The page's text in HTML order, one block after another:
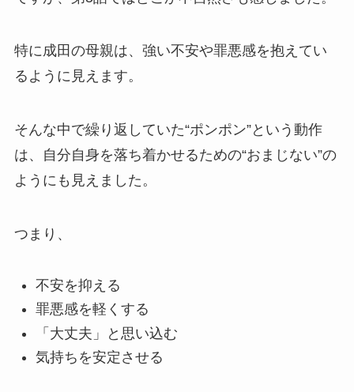
特に成田の母親は、強い不安や罪悪感を抱えてい
るように見えます。
そんな中で繰り返していた“ポンポン”という動作
は、自分自身を落ち着かせるための“おまじない”の
ようにも見えました。
つまり、
不安を抑える
罪悪感を軽くする
「大丈夫」と思い込む
気持ちを安定させる